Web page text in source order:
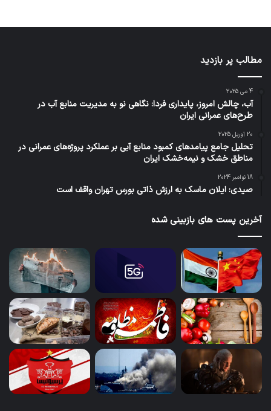
مطالب پر بازدید
4 می 2025
آب، چالش امروز، پایداری فردا: نگاهی نو به مدیریت منابع آب در
طرح‌های عمرانی ایران
20 آوریل 2025
تحلیل جامع پیامدهای کمبود منابع آبی بر عملکرد پروژه‌های عمرانی در
مناطق خشک و نیمه‌خشک ایران
18 نوامبر 2024
صیدی: ایلان ماسک به ارزش ذاتی بورس تهران واقف است
آخرین پست های بازبینی شده